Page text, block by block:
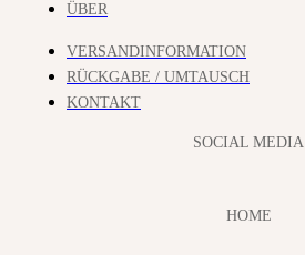
ÜBER
VERSANDINFORMATION
RÜCKGABE / UMTAUSCH
KONTAKT
SOCIAL MEDIA
HOME